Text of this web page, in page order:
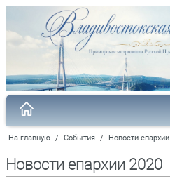
На главную / События / Новости епархии
Новости епархии 2020